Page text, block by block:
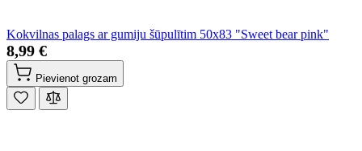
Kokvilnas palags ar gumiju šūpulītim 50x83 "Sweet bear pink"
8,99 €
Pievienot grozam